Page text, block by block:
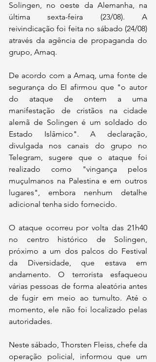
Solingen, no oeste da Alemanha, na
última sexta-feira (23/08). A
reivindicação foi feita no sábado (24/08)
através da agência de propaganda do
grupo, Amaq.
De acordo com a Amaq, uma fonte de
segurança do EI afirmou que "o autor
do ataque de ontem a uma
manifestação de cristãos na cidade
alemã de Solingen é um soldado do
Estado Islâmico". A declaração,
divulgada nos canais do grupo no
Telegram, sugere que o ataque foi
realizado como "vingança pelos
muçulmanos na Palestina e em outros
lugares", embora nenhum detalhe
adicional tenha sido fornecido.
O ataque ocorreu por volta das 21h40
no centro histórico de Solingen,
próximo a um dos palcos do Festival
da Diversidade, que estava em
andamento. O terrorista esfaqueou
várias pessoas de forma aleatória antes
de fugir em meio ao tumulto. Até o
momento, ele não foi localizado pelas
autoridades.
Neste sábado, Thorsten Fleiss, chefe da
operação policial, informou que um